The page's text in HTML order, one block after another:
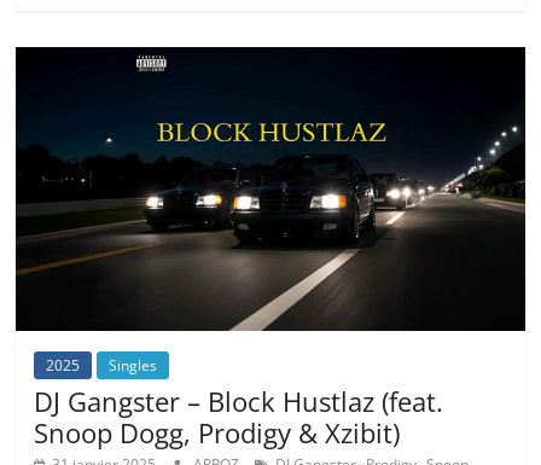
2025 Singles
DJ Gangster – Block Hustlaz (feat.
Snoop Dogg, Prodigy & Xzibit)